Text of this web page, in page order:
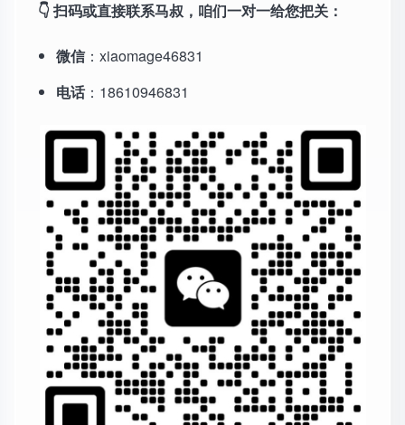
👇 扫码或直接联系马叔，咱们一对一给您把关：
微信：xiaomage46831
电话：18610946831